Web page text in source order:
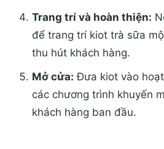
Trang trí và hoàn thiện:
để trang trí kiot trà sữa
thu hút khách hàng.
Mở cửa: Đưa kiot vào
các chương trình khuyến
khách hàng ban đầu.